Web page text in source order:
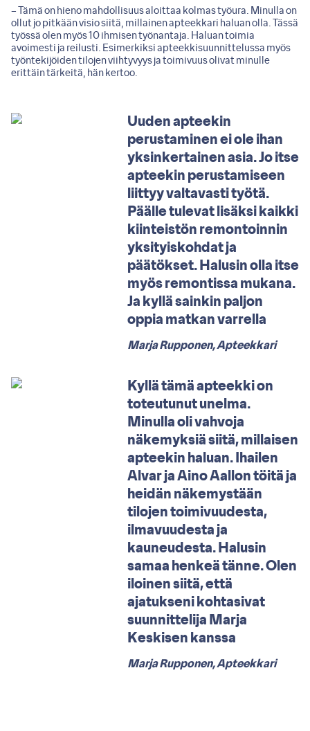
– Tämä on hieno mahdollisuus aloittaa kolmas työura. Minulla on
ollut jo pitkään visio siitä, millainen apteekkari haluan olla. Tässä
työssä olen myös 10 ihmisen työnantaja. Haluan toimia
avoimesti ja reilusti. Esimerkiksi apteekkisuunnittelussa myös
työntekijöiden tilojen viihtyvyys ja toimivuus olivat minulle
erittäin tärkeitä, hän kertoo.
Uuden apteekin
perustaminen ei ole ihan
yksinkertainen asia. Jo itse
apteekin perustamiseen
liittyy valtavasti työtä.
Päälle tulevat lisäksi kaikki
kiinteistön remontoinnin
yksityiskohdat ja
päätökset. Halusin olla itse
myös remontissa mukana.
Ja kyllä sainkin paljon
oppia matkan varrella
Marja Rupponen, Apteekkari
Kyllä tämä apteekki on
toteutunut unelma.
Minulla oli vahvoja
näkemyksiä siitä, millaisen
apteekin haluan. Ihailen
Alvar ja Aino Aallon töitä ja
heidän näkemystään
tilojen toimivuudesta,
ilmavuudesta ja
kauneudesta. Halusin
samaa henkeä tänne. Olen
iloinen siitä, että
ajatukseni kohtasivat
suunnittelija Marja
Keskisen kanssa
Marja Rupponen, Apteekkari